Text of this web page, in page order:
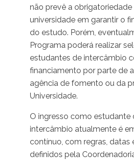
não prevê a
universidade em garantir o
do estudo. Porém,
Programa poderá realizar
estudantes de intercâmbio
financiamento por parte de
agência de fomento ou da
Universidade.
O ingresso como estudante
intercâmbio atualmente é
contínuo, com regras, datas
definidos pela